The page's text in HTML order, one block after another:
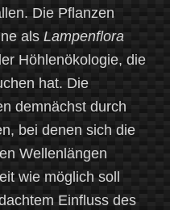
Die Pflanzen
als Lampenflora
Höhlenökologie, die
hat. Die
demnächst durch
bei denen sich die
Wellenlängen
wie möglich soll
Einfluss des